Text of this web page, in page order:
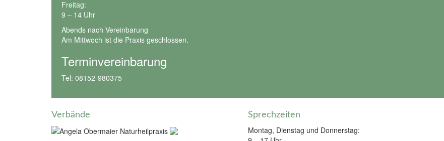
Freitag:
9 – 14 Uhr
Abends nach Vereinbarung
Am Mittwoch ist die Praxis geschlossen.
Terminvereinbarung
Tel: 08152-980375
Verbände Sprechzeiten
Montag, Dienstag und Donnerstag: